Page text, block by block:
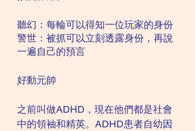
聽幻：每輪可以得知一位玩家的身份
警世：被抓可以立刻透露身份，再說
一遍自己的預言
好動元帥
之前叫做ADHD，現在他們都是社會
中的領袖和精英。ADHD患者自幼因